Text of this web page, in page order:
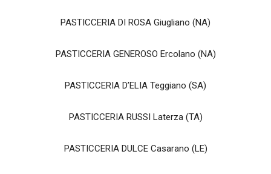
PASTICCERIA DI ROSA Giugliano (NA)
PASTICCERIA GENEROSO Ercolano (NA)
PASTICCERIA D’ELIA Teggiano (SA)
PASTICCERIA RUSSI Laterza (TA)
PASTICCERIA DULCE Casarano (LE)